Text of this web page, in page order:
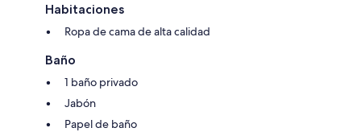
Habitaciones
Ropa de cama de alta calidad
Baño
1 baño privado
Jabón
Papel de baño